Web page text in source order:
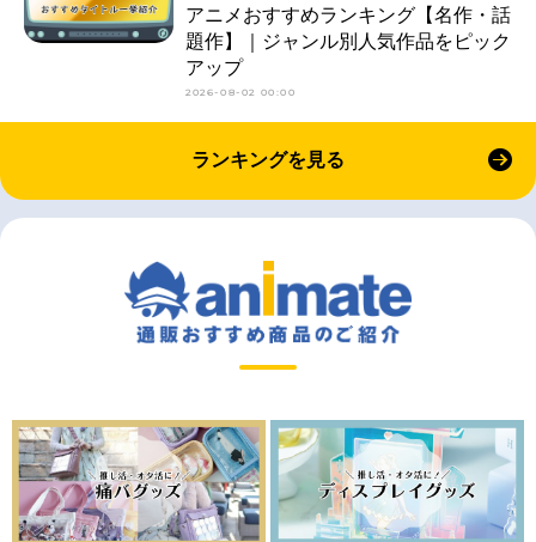
アニメおすすめランキング【名作・話
題作】｜ジャンル別人気作品をピック
アップ
2026-08-02 00:00
ランキングを見る